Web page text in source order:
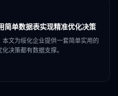
简单数据表实现精准优化决策
文为绥化企业提供一套简单实用的
决策都有数据支撑。